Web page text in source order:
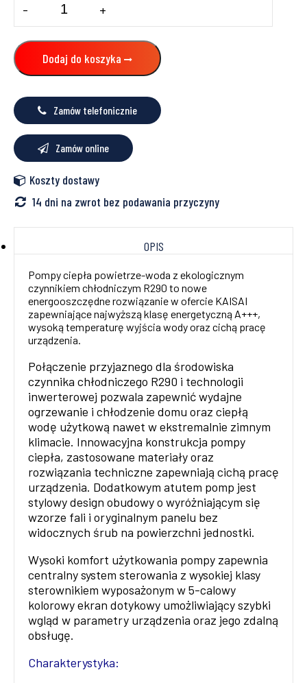
Powietrzna
pompa
ciepła
monoblok
KHX-
09PY1
Kasai
- +
Dodaj do koszyka
Zamów telefonicznie
Zamów online
Koszty dostawy
14 dni na zwrot bez podawania przyczyny
OPIS
Pompy ciepła powietrze-woda z ekologicznym
czynnikiem chłodniczym R290 to nowe
energooszczędne rozwiązanie w ofercie KAISAI
zapewniające najwyższą klasę energetyczną A+++,
wysoką temperaturę wyjścia wody oraz cichą pracę
urządzenia.
Połączenie przyjaznego dla środowiska
czynnika chłodniczego R290 i technologii
inwerterowej pozwala zapewnić wydajne
ogrzewanie i chłodzenie domu oraz ciepłą
wodę użytkową nawet w ekstremalnie zimnym
klimacie. Innowacyjna konstrukcja pompy
ciepła, zastosowane materiały oraz
rozwiązania techniczne zapewniają cichą pracę
urządzenia. Dodatkowym atutem pomp jest
stylowy design obudowy o wyróżniającym się
wzorze fali i oryginalnym panelu bez
widocznych śrub na powierzchni jednostki.
Wysoki komfort użytkowania pompy zapewnia
centralny system sterowania z wysokiej klasy
sterownikiem wyposażonym w 5-calowy
kolorowy ekran dotykowy umożliwiający szybki
wgląd w parametry urządzenia oraz jego zdalną
obsługę.
Charakterystyka: